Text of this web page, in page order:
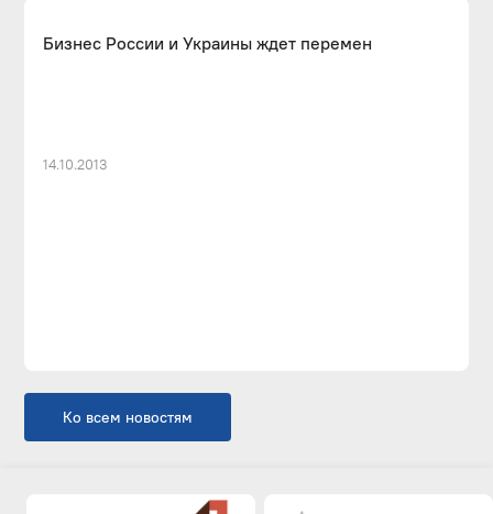
Бизнес России и Украины ждет перемен
14.10.2013
Ко всем новостям